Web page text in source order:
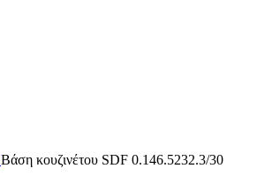
Βάση κουζινέτου SDF 0.146.5232.3/30